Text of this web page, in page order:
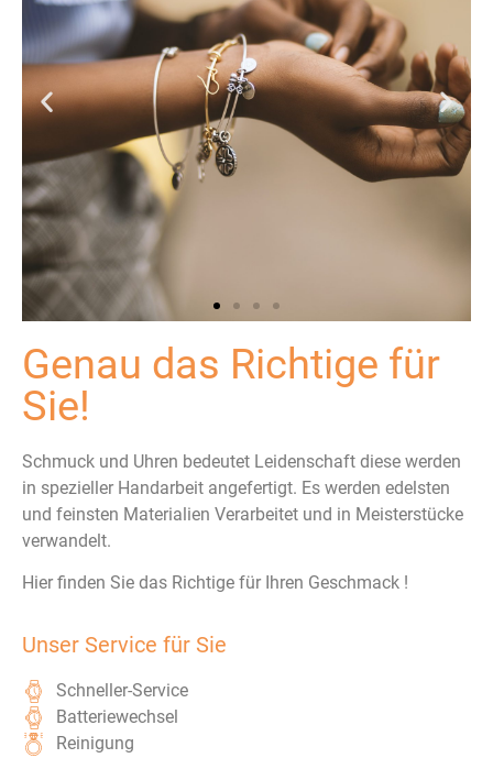
Genau das Richtige für
Sie!
Schmuck und Uhren bedeutet Leidenschaft diese werden
in spezieller Handarbeit angefertigt. Es werden edelsten
und feinsten Materialien Verarbeitet und in Meisterstücke
verwandelt.
Hier finden Sie das Richtige für Ihren Geschmack !
Unser Service für Sie
Schneller-Service
Batteriewechsel
Reinigung